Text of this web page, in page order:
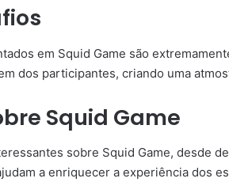
em Squid Game são
dos participantes, criando uma
Squid Game
sobre Squid Game, desde
a enriquecer a experiência dos